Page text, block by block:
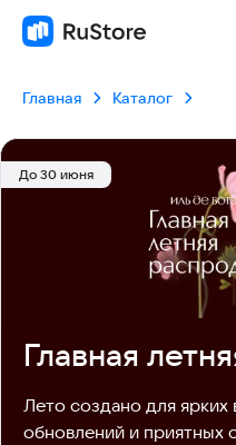
Главная Каталог
До 30 июня
Главная
Лето создано для ярких
обновлений и приятных